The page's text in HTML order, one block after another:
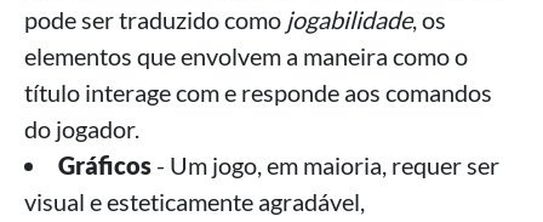
pode ser traduzido como jogabilidade, os
elementos que envolvem a maneira como o
título interage com e responde aos comandos
do jogador.
Gráficos - Um jogo, em maioria, requer ser
visual e esteticamente agradável,